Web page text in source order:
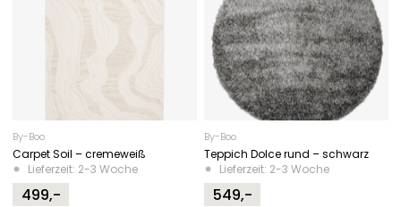
By-Boo
Carpet Soil – cremeweiß
Lieferzeit: 2-3 Woche
499,-
By-Boo
Teppich Dolce rund – schwarz
Lieferzeit: 2-3 Woche
549,-